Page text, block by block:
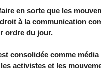
en sorte que les
à la communication
ordre du jour.
consolidée comme
activistes et les